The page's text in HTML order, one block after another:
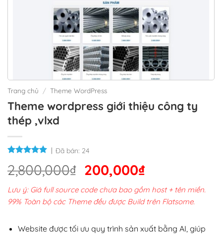
Trang chủ / Theme WordPress
Theme wordpress giới thiệu công ty
thép ,vlxd
Đã bán: 24
2,800,000₫ Giá
gốc
là:
2,800,000₫.
200,000₫Giá
hiện
tại
200,000₫.
Lưu ý: Giá full source code chưa bao gồm host + tên miền.
99% Toàn bộ các Theme đều được Build trên Flatsome.
Website được tối ưu quy trình sản xuất bằng AI, giúp